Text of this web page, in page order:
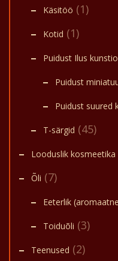
Käsitöö (1)
Kotid (1)
Puidust Ilus
Puidust
Puidust suured
T-särgid (45)
Looduslik kosmeetika
Õli (7)
Eeterlik
Toiduõli (3)
Teenused (2)